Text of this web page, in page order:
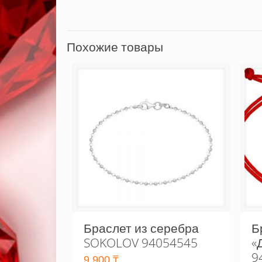
Похожие товары
Браслет из серебра
SOKOLOV 94054545
9,900 ₸